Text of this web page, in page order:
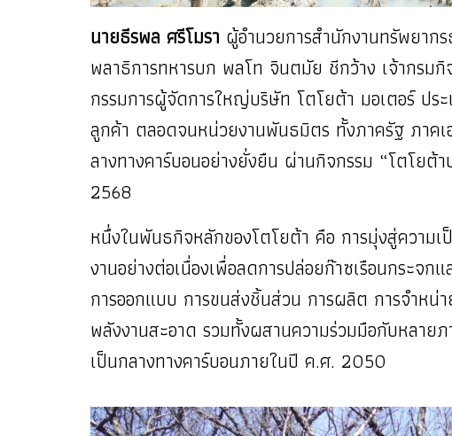
นายธีรพล ศรีโมรา ผู้อำนวยการสำนักงานทรัพยาก
พลาธิการทหารบก พลโท จินตมัย ชีกว้าง เจ้ากรม
กรรมการผู้จัดการใหญ่บริษัท โตโยต้า มอเตอร์ ป
ลูกค้า ตลอดจนหน่วยงานพันธมิตร ทั้งภาครัฐ ภาค
ลางทางคาร์บอนอย่างยั่งยืน ผ่านกิจกรรม “โตโย
2568
หนึ่งในพันธกิจหลักของโตโยต้า คือ การมุ่งสู่ความ
งานอย่างต่อเนื่องเพื่อลดการปล่อยก๊าซเรือนกระ
การออกแบบ การขนส่งชิ้นส่วน การผลิต การจำหน่
พลังงานสะอาด รวมทั้งผสานความร่วมมือกับหลาย
เป็นกลางทางคาร์บอนภายในปี ค.ศ. 2050